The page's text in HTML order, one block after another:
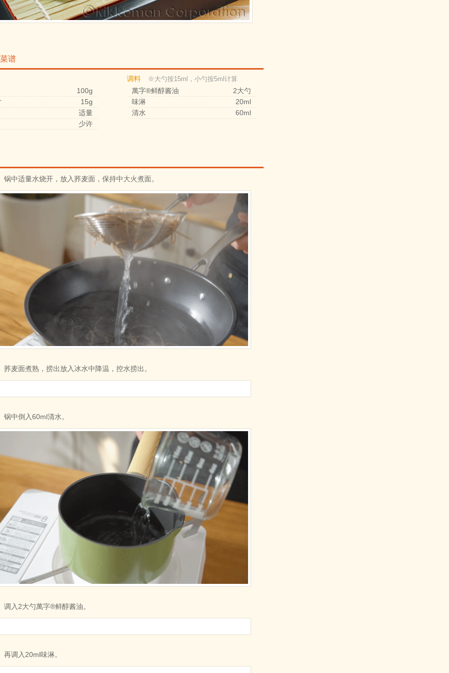
谱
100g
15g
适量
少许
调料 ※大勺按15ml，小勺按5ml计算
萬字®鲜醇酱油
2大勺
味淋
20ml
清水
60ml
锅中适量水烧开，放入荞麦面，保持中大火煮面。
荞麦面煮熟，捞出放入冰水中降温，控水捞出。
锅中倒入60ml清水。
调入2大勺萬字®鲜醇酱油。
再调入20ml味淋。